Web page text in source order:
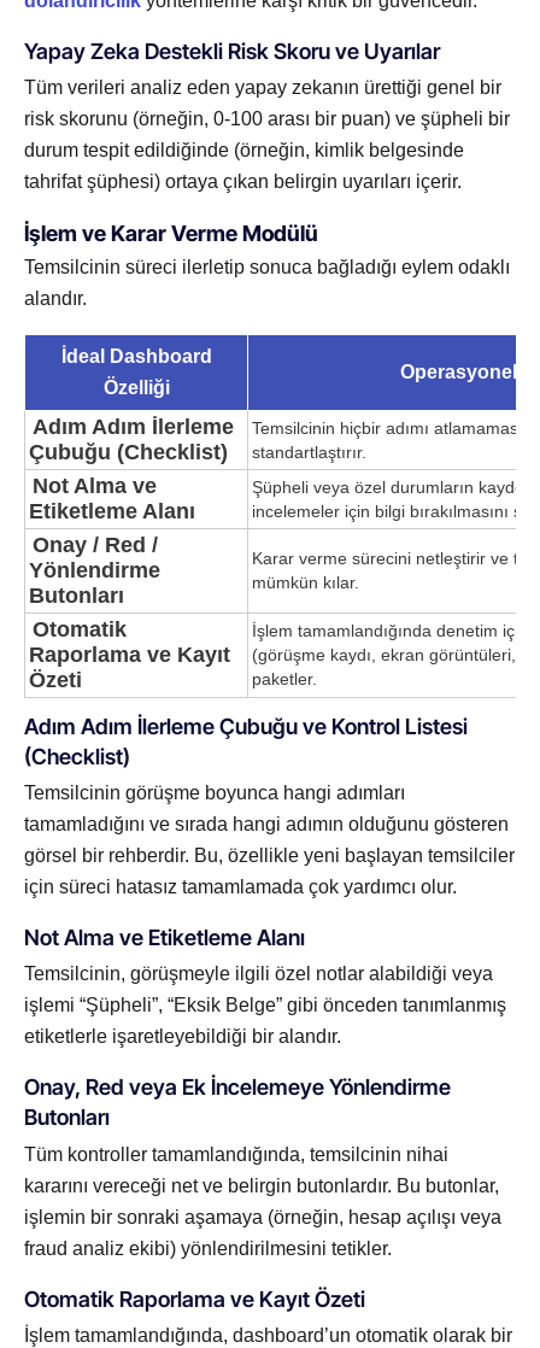
Yapay Zeka Destekli Risk Skoru ve Uyarılar
Tüm verileri analiz eden yapay zekanın ürettiği genel bir
risk skorunu (örneğin, 0-100 arası bir puan) ve şüpheli bir
durum tespit edildiğinde (örneğin, kimlik belgesinde
tahrifat şüphesi) ortaya çıkan belirgin uyarıları içerir.
İşlem ve Karar Verme Modülü
Temsilcinin süreci ilerletip sonuca bağladığı eylem odaklı
alandır.
İdeal Dashboard
Özelliği
Operasyonel
Adım Adım İlerleme
Çubuğu (Checklist)
Temsilcinin hiçbir adımı
standartlaştırır.
Not Alma ve
Etiketleme Alanı
Şüpheli veya özel durumların
incelemeler için bilgi bırakılmasını
Onay / Red /
Yönlendirme
Butonları
Karar verme sürecini netleştirir ve tek
mümkün kılar.
Otomatik
Raporlama ve Kayıt
Özeti
İşlem tamamlandığında denetim için
(görüşme kaydı, ekran görüntüleri,
paketler.
Adım Adım İlerleme Çubuğu ve Kontrol Listesi
(Checklist)
Temsilcinin görüşme boyunca hangi adımları
tamamladığını ve sırada hangi adımın olduğunu gösteren
görsel bir rehberdir. Bu, özellikle yeni başlayan temsilciler
için süreci hatasız tamamlamada çok yardımcı olur.
Not Alma ve Etiketleme Alanı
Temsilcinin, görüşmeyle ilgili özel notlar alabildiği veya
işlemi “Şüpheli”, “Eksik Belge” gibi önceden tanımlanmış
etiketlerle işaretleyebildiği bir alandır.
Onay, Red veya Ek İncelemeye Yönlendirme
Butonları
Tüm kontroller tamamlandığında, temsilcinin nihai
kararını vereceği net ve belirgin butonlardır. Bu butonlar,
işlemin bir sonraki aşamaya (örneğin, hesap açılışı veya
fraud analiz ekibi) yönlendirilmesini tetikler.
Otomatik Raporlama ve Kayıt Özeti
İşlem tamamlandığında, dashboard’un otomatik olarak bir